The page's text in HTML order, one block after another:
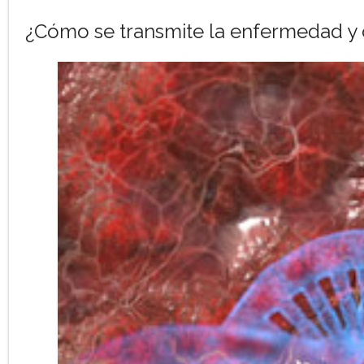
¿Cómo se transmite la enfermedad